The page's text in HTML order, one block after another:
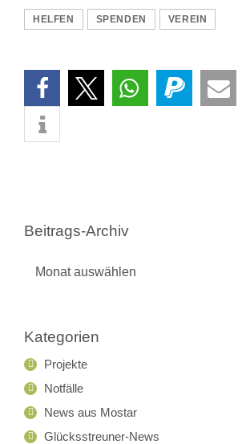
HELFEN SPENDEN VEREIN
Beitrags-Archiv
Kategorien
Projekte
Notfälle
News aus Mostar
Glücksstreuner-News